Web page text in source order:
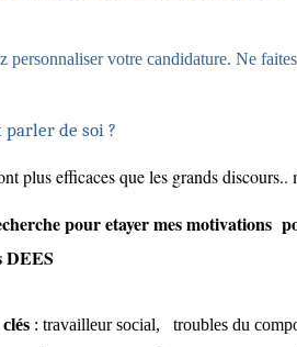
personnaliser votre candidature. Ne
parler de soi ?
plus efficaces que les grands discours..
pour etayer mes motivations
DEES
: travailleur social, troubles du